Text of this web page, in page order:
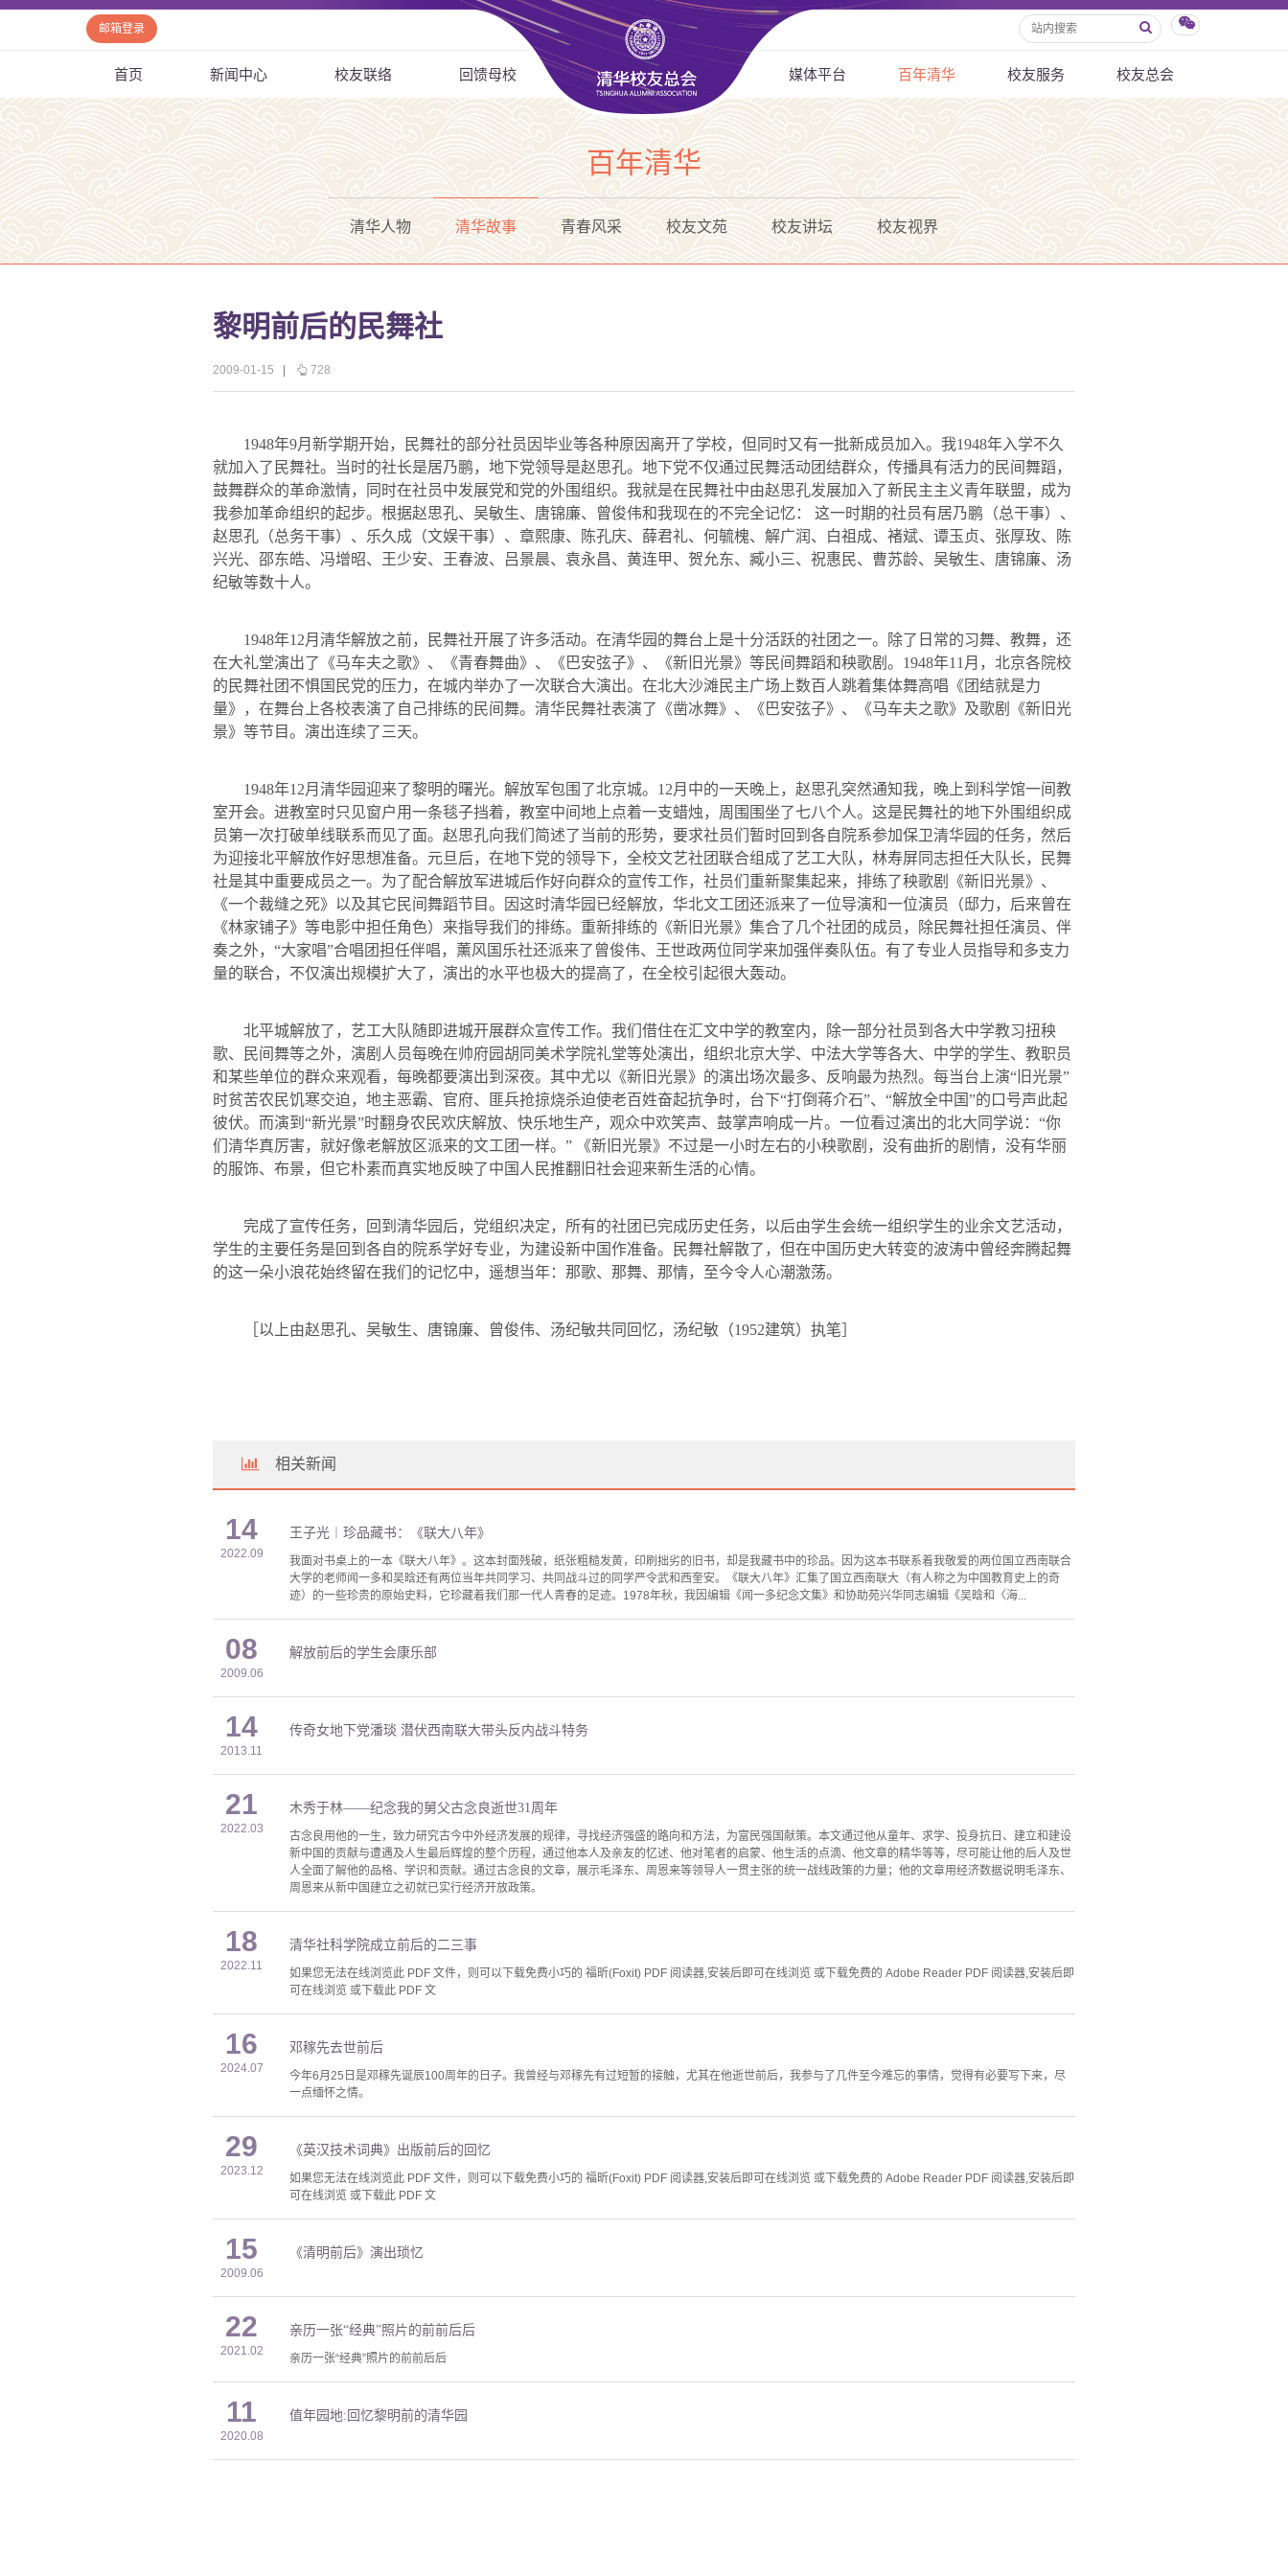
邮箱登录
首页 新闻中心 校友联络 回馈母校 媒体平台 百年清华 校友服务 校友总会
百年清华
清华人物 清华故事 青春风采 校友文苑 校友讲坛 校友视界
黎明前后的民舞社
2009-01-15 728
1948年9月新学期开始，民舞社的部分社员因毕业等各种原因离开了学校，但同时又有一批新成员加入。我1948年入学不久
就加入了民舞社。当时的社长是居乃鹏，地下党领导是赵思孔。地下党不仅通过民舞活动团结群众，传播具有活力的民间舞蹈，
鼓舞群众的革命激情，同时在社员中发展党和党的外围组织。我就是在民舞社中由赵思孔发展加入了新民主主义青年联盟，成为
我参加革命组织的起步。根据赵思孔、吴敏生、唐锦廉、曾俊伟和我现在的不完全记忆：
这一时期的社员有居乃鹏（总干事）、
赵思孔（总务干事）、乐久成（文娱干事）、章熙康、陈孔庆、薛君礼、何毓槐、解广润、白祖成、褚斌、谭玉贞、张厚玫、陈
兴光、邵东皓、冯增昭、王少安、王春波、吕景晨、袁永昌、黄连甲、贺允东、臧小三、祝惠民、曹苏龄、吴敏生、唐锦廉、汤
纪敏等数十人。
1948年12月清华解放之前，民舞社开展了许多活动。在清华园的舞台上是十分活跃的社团之一。除了日常的习舞、教舞，还
在大礼堂演出了《马车夫之歌》、《青春舞曲》、《巴安弦子》、《新旧光景》等民间舞蹈和秧歌剧。 1948年11 月，北京各院校
的民舞社团不惧国民党的压力，在城内举办了一次联合大演出。在北大沙滩民主广场上数百人跳着集体舞高唱《团结就是力
量》，在舞台上各校表演了自己排练的民间舞。清华民舞社表演了《凿冰舞》、《巴安弦子》、《马车夫之歌》及歌剧《新旧光
景》等节目。演出连续了三天。
1948年12月清华园迎来了黎明的曙光。解放军包围了北京城。 12月中的一天晚上，赵思孔突然通知我，晚上到科学馆一间教
室开会。进教室时只见窗户用一条毯子挡着，教室中间地上点着一支蜡烛，周围围坐了七八个人。这是民舞社的地下外围组织成
员第一次打破单线联系而见了面。赵思孔向我们简述了当前的形势，要求社员们暂时回到各自院系参加保卫清华园的任务，然后
为迎接北平解放作好思想准备。元旦后，在地下党的领导下，全校文艺社团联合组成了艺工大队，林寿屏同志担任大队长，民舞
社是其中重要成员之一。为了配合解放军进城后作好向群众的宣传工作，社员们重新聚集起来，排练了秧歌剧《新旧光景》、
《一个裁缝之死》以及其它民间舞蹈节目。因这时清华园已经解放，华北文工团还派来了一位导演和一位演员（邸力，后来曾在
《林家铺子》等电影中担任角色）来指导我们的排练。重新排练的《新旧光景》集合了几个社团的成员，除民舞社担任演员、伴
奏之外，“大家唱”合唱团担任伴唱，薰风国乐社还派来了曾俊伟、王世政两位同学来加强伴奏队伍。有了专业人员指导和多支力
量的联合，不仅演出规模扩大了，演出的水平也极大的提高了，在全校引起很大轰动。
北平城解放了，艺工大队随即进城开展群众宣传工作。我们借住在汇文中学的教室内，除一部分社员到各大中学教习扭秧
歌、民间舞等之外，演剧人员每晚在帅府园胡同美术学院礼堂等处演出，组织北京大学、中法大学等各大、中学的学生、教职员
和某些单位的群众来观看，每晚都要演出到深夜。其中尤以《新旧光景》的演出场次最多、反响最为热烈。每当台上演“旧光景”
时贫苦农民饥寒交迫，地主恶霸、官府、匪兵抢掠烧杀迫使老百姓奋起抗争时，台下“打倒蒋介石”、“解放全中国”的口号声此起
彼伏。而演到“新光景”时翻身农民欢庆解放、快乐地生产，观众中欢笑声、鼓掌声响成一片。一位看过演出的北大同学说：“你
们清华真厉害，就好像老解放区派来的文工团一样。”
《新旧光景》不过是一小时左右的小秧歌剧，没有曲折的剧情，没有华丽
的服饰、布景，但它朴素而真实地反映了中国人民推翻旧社会迎来新生活的心情。
完成了宣传任务，回到清华园后，党组织决定，所有的社团已完成历史任务，以后由学生会统一组织学生的业余文艺活动，
学生的主要任务是回到各自的院系学好专业，为建设新中国作准备。民舞社解散了，但在中国历史大转变的波涛中曾经奔腾起舞
的这一朵小浪花始终留在我们的记忆中，遥想当年：那歌、那舞、那情，至今令人心潮激荡。
［以上由赵思孔、吴敏生、唐锦廉、曾俊伟、汤纪敏共同回忆，汤纪敏（1952建筑）执笔］
相关新闻
14
2022.09
王子光︱珍品藏书：《联大八年》
我面对书桌上的一本《联大八年》。这本封面残破，纸张粗糙发黄，印刷拙劣的旧书，却是我藏书中的珍品。因为这本书联系着我敬爱的两位国立西南联合
大学的老师闻一多和吴晗还有两位当年共同学习、共同战斗过的同学严令武和西奎安。《联大八年》汇集了国立西南联大（有人称之为中国教育史上的奇
迹）的一些珍贵的原始史料，它珍藏着我们那一代人青春的足迹。1978年秋，我因编辑《闻一多纪念文集》和协助苑兴华同志编辑《吴晗和〈海...
08
2009.06
解放前后的学生会康乐部
14
2013.11
传奇女地下党潘琰 潜伏西南联大带头反内战斗特务
21
2022.03
木秀于林——纪念我的舅父古念良逝世31周年
古念良用他的一生，致力研究古今中外经济发展的规律，寻找经济强盛的路向和方法，为富民强国献策。本文通过他从童年、求学、投身抗日、建立和建设
新中国的贡献与遭遇及人生最后辉煌的整个历程，通过他本人及亲友的忆述、他对笔者的启蒙、他生活的点滴、他文章的精华等等，尽可能让他的后人及世
人全面了解他的品格、学识和贡献。通过古念良的文章，展示毛泽东、周恩来等领导人一贯主张的统一战线政策的力量；他的文章用经济数据说明毛泽东、
周恩来从新中国建立之初就已实行经济开放政策。
18
2022.11
清华社科学院成立前后的二三事
如果您无法在线浏览此 PDF 文件，则可以下载免费小巧的 福昕(Foxit) PDF 阅读器,安装后即可在线浏览 或下载免费的 Adobe Reader PDF 阅读器,安装后即
可在线浏览 或下载此 PDF 文
16
2024.07
邓稼先去世前后
今年6月25日是邓稼先诞辰100周年的日子。我曾经与邓稼先有过短暂的接触，尤其在他逝世前后，我参与了几件至今难忘的事情，觉得有必要写下来，尽
一点缅怀之情。
29
2023.12
《英汉技术词典》出版前后的回忆
如果您无法在线浏览此 PDF 文件，则可以下载免费小巧的 福昕(Foxit) PDF 阅读器,安装后即可在线浏览 或下载免费的 Adobe Reader PDF 阅读器,安装后即
可在线浏览 或下载此 PDF 文
15
2009.06
《清明前后》演出琐忆
22
2021.02
亲历一张“经典”照片的前前后后
亲历一张“经典”照片的前前后后
11
2020.08
值年园地:回忆黎明前的清华园